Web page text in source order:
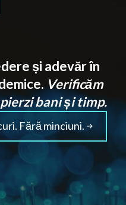
și adevăr în
Verificăm
bani și timp.
Fără minciuni.